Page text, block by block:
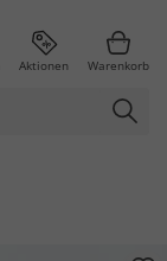
Aktionen Warenkorb